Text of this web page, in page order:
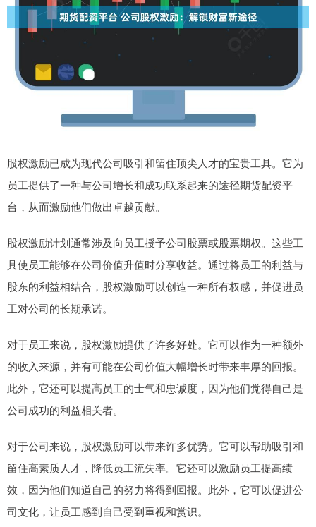
股权激励已成为现代公司吸引和留住顶尖人才的宝贵工具。它为
员工提供了一种与公司增长和成功联系起来的途径期货配资平
台，从而激励他们做出卓越贡献。
股权激励计划通常涉及向员工授予公司股票或股票期权。这些工
具使员工能够在公司价值升值时分享收益。通过将员工的利益与
股东的利益相结合，股权激励可以创造一种所有权感，并促进员
工对公司的长期承诺。
对于员工来说，股权激励提供了许多好处。它可以作为一种额外
的收入来源，并有可能在公司价值大幅增长时带来丰厚的回报。
此外，它还可以提高员工的士气和忠诚度，因为他们觉得自己是
公司成功的利益相关者。
对于公司来说，股权激励可以带来许多优势。它可以帮助吸引和
留住高素质人才，降低员工流失率。它还可以激励员工提高绩
效，因为他们知道自己的努力将得到回报。此外，它可以促进公
司文化，让员工感到自己受到重视和赏识。